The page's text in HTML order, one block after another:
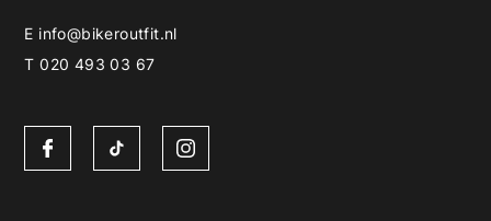
E info@bikeroutfit.nl
T 020 493 03 67